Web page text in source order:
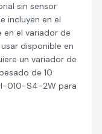
sin sensor
incluyen en el
el variador de
disponible en
un variador de
de 10
010-S4-2W para